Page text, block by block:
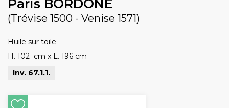
Paris BORDONE
(Trévise 1500 - Venise 1571)
Huile sur toile
H. 102 cm x L. 196 cm
Inv. 67.1.1.